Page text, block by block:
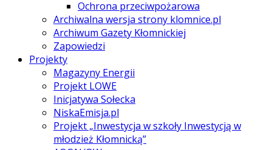
Ochrona przeciwpożarowa
Archiwalna wersja strony klomnice.pl
Archiwum Gazety Kłomnickiej
Zapowiedzi
Projekty
Magazyny Energii
Projekt LOWE
Inicjatywa Sołecka
NiskaEmisja.pl
Projekt „Inwestycja w szkoły Inwestycją w
młodzież Kłomnicką”